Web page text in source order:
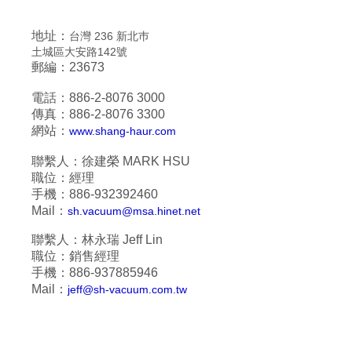
地址： 台灣 236 新北巿
土城區大安路142號
郵編：23673
電話：886-2-8076 3000
傳真：886-2-8076 3300
網站： www.shang-haur.com
聯繫人：徐建榮 MARK HSU
職位：經理
手機：886-932392460
Mail： sh.vacuum@msa.hinet.net
聯繫人：林永瑞 Jeff Lin
職位：銷售經理
手機：886-937885946
Mail： jeff@sh-vacuum.com.tw